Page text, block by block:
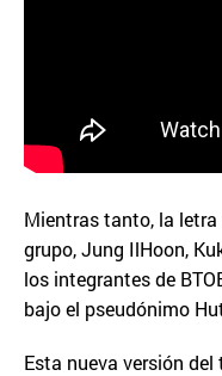
Mientras tanto, la
grupo, Jung IlHoon,
los integrantes de
bajo el pseudónimo
Esta nueva versión